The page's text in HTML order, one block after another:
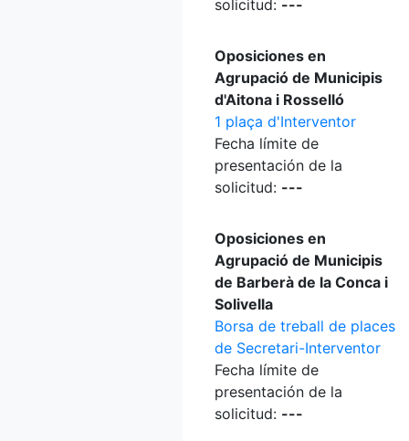
solicitud: ---
Oposiciones en
Agrupació de Municipis
d'Aitona i Rosselló
1 plaça d'Interventor
Fecha límite de
presentación de la
solicitud: ---
Oposiciones en
Agrupació de Municipis
de Barberà de la Conca i
Solivella
Borsa de treball de places
de Secretari-Interventor
Fecha límite de
presentación de la
solicitud: ---